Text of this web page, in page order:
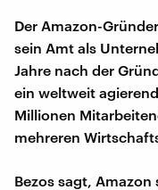
Der Amazon-
sein Amt als
Jahre nach der
ein weltweit
Millionen
mehreren
Bezos sagt,